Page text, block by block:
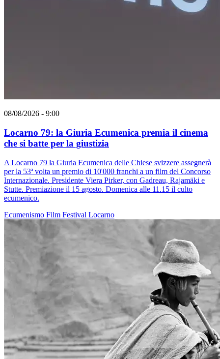
08/08/2026 - 9:00
Locarno 79: la Giuria Ecumenica premia il cinema
che si batte per la giustizia
A Locarno 79 la Giuria Ecumenica delle Chiese svizzere assegnerà
per la 53ª volta un premio di 10'000 franchi a un film del Concorso
Internazionale. Presidente Viera Pirker, con Gadreau, Rajamäki e
Stutte. Premiazione il 15 agosto. Domenica alle 11.15 il culto
ecumenico.
Ecumenismo Film Festival Locarno